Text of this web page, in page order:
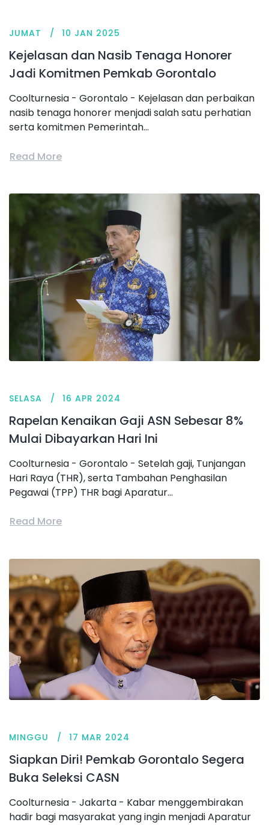
JUMAT 10 JAN 2025
Kejelasan dan Nasib Tenaga Honorer
Jadi Komitmen Pemkab Gorontalo
Coolturnesia - Gorontalo - Kejelasan dan perbaikan
nasib tenaga honorer menjadi salah satu perhatian
serta komitmen Pemerintah...
Read More
SELASA 16 APR 2024
Rapelan Kenaikan Gaji ASN Sebesar 8%
Mulai Dibayarkan Hari Ini
Coolturnesia - Gorontalo - Setelah gaji, Tunjangan
Hari Raya (THR), serta Tambahan Penghasilan
Pegawai (TPP) THR bagi Aparatur...
Read More
MINGGU 17 MAR 2024
Siapkan Diri! Pemkab Gorontalo Segera
Buka Seleksi CASN
Coolturnesia - Jakarta - Kabar menggembirakan
hadir bagi masyarakat yang ingin menjadi Aparatur